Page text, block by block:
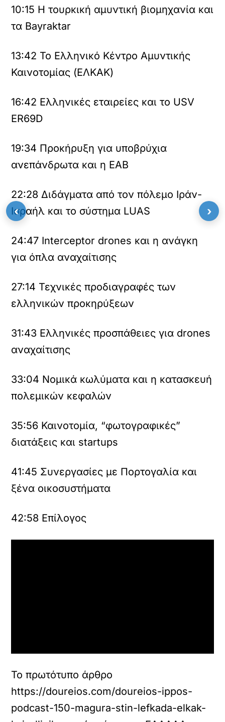
10:15 Η τουρκική αμυντική βιομηχανία και
τα Bayraktar
13:42 Το Ελληνικό Κέντρο Αμυντικής
Καινοτομίας (ΕΛΚΑΚ)
16:42 Ελληνικές εταιρείες και το USV
ER69D
19:34 Προκήρυξη για υποβρύχια
ανεπάνδρωτα και η ΕΑΒ
22:28 Διδάγματα από τον πόλεμο Ιράν-
Ισραήλ και το σύστημα LUAS
24:47 Interceptor drones και η ανάγκη
για όπλα αναχαίτισης
27:14 Τεχνικές προδιαγραφές των
ελληνικών προκηρύξεων
31:43 Ελληνικές προσπάθειες για drones
αναχαίτισης
33:04 Νομικά κωλύματα και η κατασκευή
πολεμικών κεφαλών
35:56 Καινοτομία, “φωτογραφικές”
διατάξεις και startups
41:45 Συνεργασίες με Πορτογαλία και
ξένα οικοσυστήματα
42:58 Επίλογος
ά
τ
ε
κ
κ
ι
α
π
α
ο
τ
Το πρωτότυπο άρθρο
https://doureios.com/doureios-ippos-
podcast-150-magura-stin-lefkada-elkak-
‹ ›